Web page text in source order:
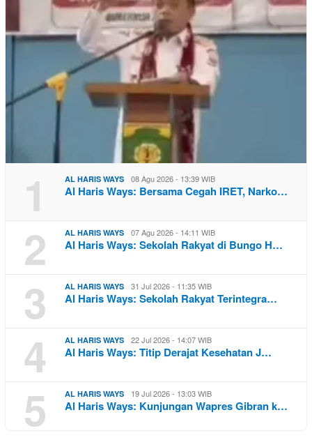
1 AL HARIS WAYS 08 Agu 2026 - 13:39 WIB
Al Haris Ways: Bersama Cegah IRET, Narko…
2 AL HARIS WAYS 07 Agu 2026 - 14:11 WIB
Al Haris Ways: Sekolah Rakyat di Bungo H…
3 AL HARIS WAYS 31 Jul 2026 - 11:35 WIB
Al Haris Ways: Sekolah Rakyat Terintegra…
4 AL HARIS WAYS 22 Jul 2026 - 14:07 WIB
Al Haris Ways: Titip Derajat Kesehatan J…
5 AL HARIS WAYS 19 Jul 2026 - 13:03 WIB
Al Haris Ways: Kunjungan Wapres Gibran k…